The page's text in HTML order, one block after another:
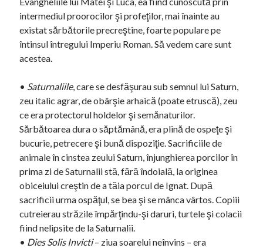
intermediul proorocilor şi profeţilor, mai înainte au
existat sărbătorile precreştine, foarte populare pe
întinsul întregului Imperiu Roman. Să vedem care sunt
acestea.
• Saturnaliile, care se desfăşurau sub semnul lui Saturn,
zeu italic agrar, de obârşie arhaică (poate etruscă), zeu
ce era protectorul holdelor şi semănaturilor.
Sărbătoarea dura o săptămână, era plină de ospeţe şi
bucurie, petrecere şi bună dispoziţie. Sacrificiile de
animale în cinstea zeului Saturn, înjunghierea porcilor în
prima zi de Saturnalii stă, fără îndoială, la originea
obiceiului creştin de a tăia porcul de Ignat. După
sacrificii urma ospăţul, se bea şi se mânca vârtos. Copiii
cutreierau străzile împărţindu-şi daruri, turtele şi colacii
fiind nelipsite de la Saturnalii.
• Dies Solis Invicti– ziua soarelui neînvins – era